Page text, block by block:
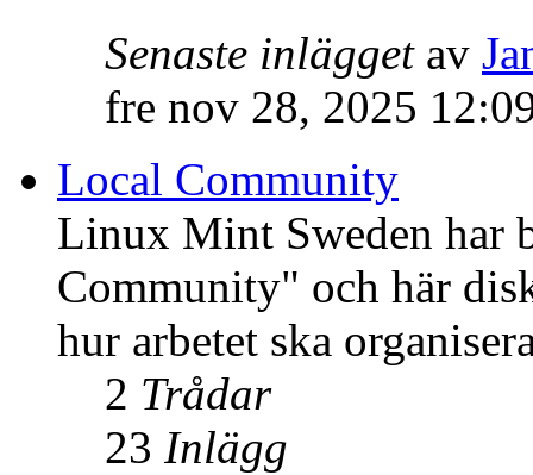
Senaste inläggetav
fre nov 28, 2025
Local Community
Linux Mint Sweden
Community" och här
hur arbetet ska
2 Trådar
23 Inlägg